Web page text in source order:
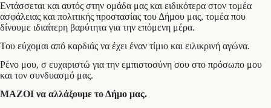
Εντάσσεται και αυτός στην ομάδα μας και ειδικότερα στον τομέα
ασφάλειας και πολιτικής προστασίας του Δήμου μας, τομέα που
δίνουμε ιδιαίτερη βαρύτητα για την επόμενη μέρα.
Του εύχομαι από καρδιάς να έχει έναν τίμιο και ειλικρινή αγώνα.
Ρένο μου, σ ευχαριστώ για την εμπιστοσύνη σου στο πρόσωπο μου
και τον συνδυασμό μας.
ΜΑΖΟΙ να αλλάξουμε το Δήμο μας.